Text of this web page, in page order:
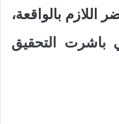
اللازم بالواقعة،
باشرت التحقيق